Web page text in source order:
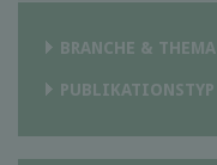
BRANCHE & THEMA
PUBLIKATIONSTYP